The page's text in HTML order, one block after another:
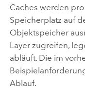
Caches werden
Speicherplatz auf
Objektspeicher
Layer zugreifen,
abläuft. Die im
Ablauf.